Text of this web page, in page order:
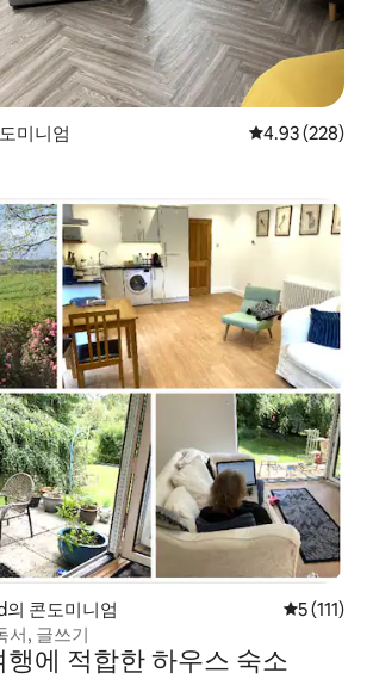
미니엄 평점 4.93점(5
4.93 (228)
콘도미니엄 평점 5점(5
5 (111)
서, 글쓰기
행에 적합한 하우스 숙소